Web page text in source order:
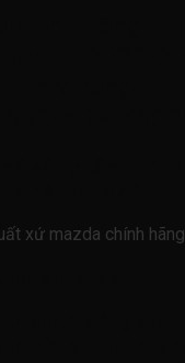
xứ mazda chính hãng